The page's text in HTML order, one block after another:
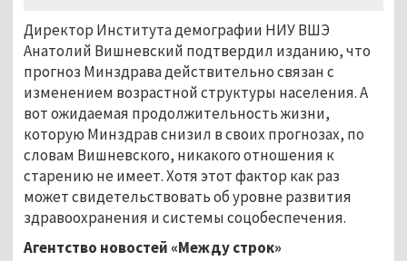
Директор Института демографии НИУ ВШЭ
Анатолий Вишневский подтвердил изданию, что
прогноз Минздрава действительно связан с
изменением возрастной структуры населения. А
вот ожидаемая продолжительность жизни,
которую Минздрав снизил в своих прогнозах, по
словам Вишневского, никакого отношения к
старению не имеет. Хотя этот фактор как раз
может свидетельствовать об уровне развития
здравоохранения и системы соцобеспечения.
Агентство новостей «Между строк»